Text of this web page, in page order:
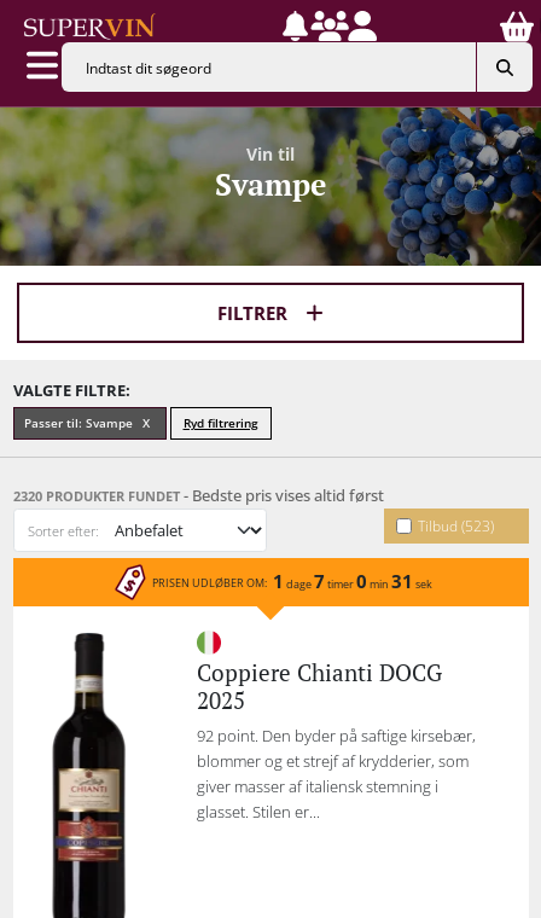
Vin til
Svampe
FILTRER
VALGTE FILTRE:
Passer til: Svampe Ryd filtrering
2320 PRODUKTER FUNDET - Bedste pris vises altid først
Tilbud (523)
Sorter efter:
PRISEN UDLØBER OM: 1 dage7 timer0 min 31 sek
Coppiere Chianti DOCG
2025
92 point. Den byder på saftige kirsebær,
blommer og et strejf af krydderier, som
giver masser af italiensk stemning i
glasset. Stilen er...